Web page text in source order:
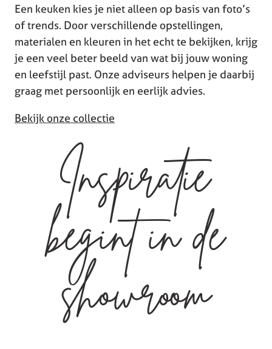
Een keuken kies je niet alleen op basis van foto’s
of trends. Door verschillende opstellingen,
materialen en kleuren in het echt te bekijken, krijg
je een veel beter beeld van wat bij jouw woning
en leefstijl past. Onze adviseurs helpen je daarbij
graag met persoonlijk en eerlijk advies.
Bekijk onze collectie
Inspiratie
begint in de
showroom